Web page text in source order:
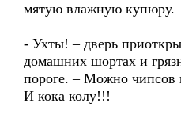
мятую влажную купюру.
- Ухты! – дверь
домашних шортах и
пороге. – Можно чипсов
И кока колу!!!